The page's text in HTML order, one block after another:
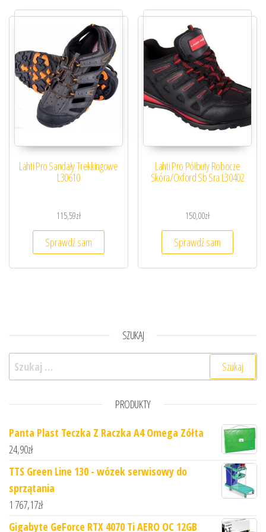
Lahti Pro Sandały Trekkingowe
L30610
115,59zł
Sprawdź sam
Lahti Pro Półbuty Robocze
Skóra/Oxford Sb Sra L30402
150,00zł
Sprawdź sam
SZUKAJ
Szukaj:
PRODUKTY
Panta Plast Teczka Z Raczka A4 Omega Zółta
24,90zł
TTS Green Line 130 - wózek serwisowy do
sprzątania
1 767,17zł
Gigabyte GeForce RTX 4070 Ti AERO OC 12GB